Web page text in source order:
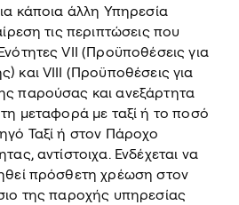
κάποια άλλη Υπηρεσία
τις περιπτώσεις που
VIΙ (Προϋποθέσεις για
και VIIΙ (Προϋποθέσεις για
παρούσας και ανεξάρτητα
μεταφορά με ταξί ή το ποσό
Ταξί ή στον Πάροχο
αντίστοιχα. Ενδέχεται να
πρόσθετη χρέωση στον
της παροχής υπηρεσίας